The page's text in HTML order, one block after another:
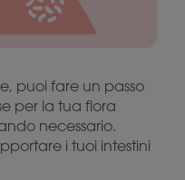
puoi fare un passo
per la tua flora
necessario.
i tuoi intestini